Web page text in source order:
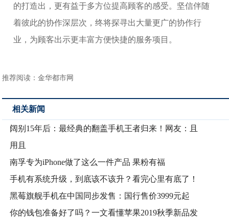
的打造出，更有益于多方位提高顾客的感受。坚信伴随
着彼此的协作深层次，终将探寻出大量更广的协作行
业，为顾客出示更丰富方便快捷的服务项目。
推荐阅读：金华都市网
相关新闻
阔别15年后：最经典的翻盖手机王者归来！网友：且
用且
南孚专为iPhone做了这么一件产品 果粉有福
手机有系统升级，到底该不该升？看完心里有底了！
黑莓旗舰手机在中国同步发售：国行售价3999元起
你的钱包准备好了吗？一文看懂苹果2019秋季新品发